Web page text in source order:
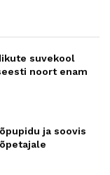
suvekool
noort enam
ja soovis